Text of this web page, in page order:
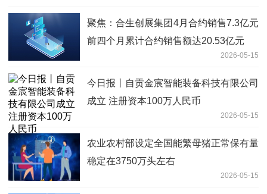
聚焦：合生创展集团4月合约销售7.3亿元
前四个月累计合约销售额达20.53亿元
2026-05-15
今日报丨自贡金宸智能装备科技有限公司
成立 注册资本100万人民币
2026-05-15
农业农村部设定全国能繁母猪正常保有量
稳定在3750万头左右
2026-05-15